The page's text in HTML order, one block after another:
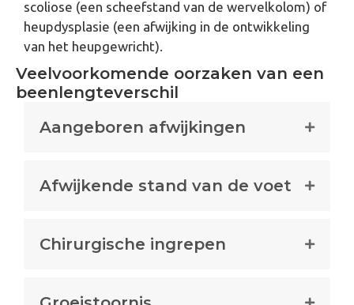
scoliose (een scheefstand van de wervelkolom) of
heupdysplasie (een afwijking in de ontwikkeling
van het heupgewricht).
Veelvoorkomende oorzaken van een
beenlengteverschil
Aangeboren afwijkingen
Afwijkende stand van de voet
Chirurgische ingrepen